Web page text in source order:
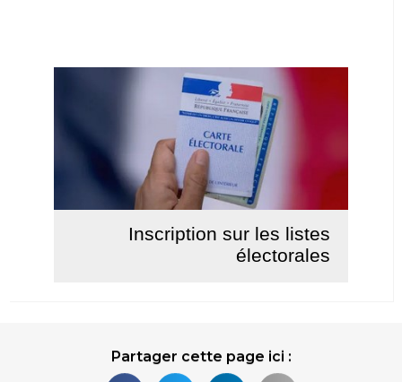
Inscription sur les listes
électorales
Partager cette page ici :